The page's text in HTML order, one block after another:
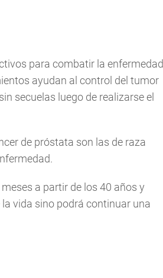
para combatir la enfermedad
ayudan al control del tumor
secuelas luego de realizarse el
de próstata son las de raza
a partir de los 40 años y
vida sino podrá continuar una